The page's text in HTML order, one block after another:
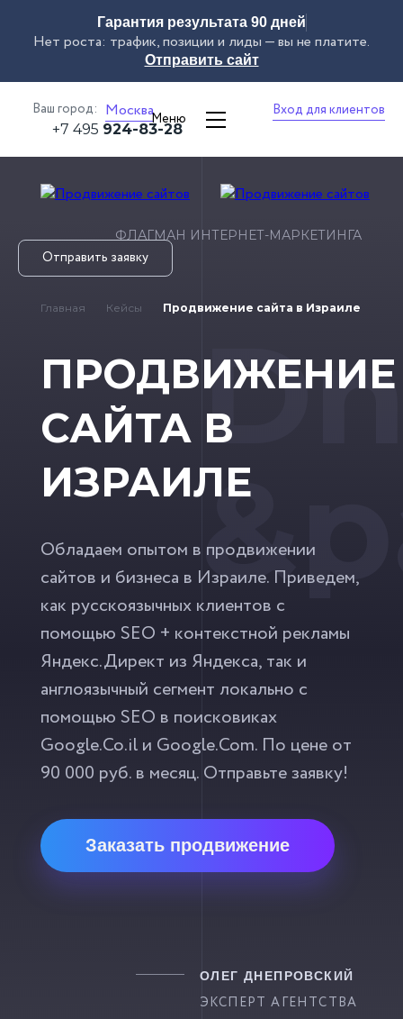
Гарантия результата 90 дней
Нет роста: трафик, позиции и лиды — вы не платите.
Отправить сайт
Ваш город: МоскваМеню
Вход для клиентов
+7 495 924-83-28
ФЛАГМАН ИНТЕРНЕТ-МАРКЕТИНГА
Отправить заявку
Главная Кейсы Продвижение сайта в Израиле
ПРОДВИЖЕНИЕ
САЙТА В
ИЗРАИЛЕ
Обладаем опытом в продвижении
сайтов и бизнеса в Израиле. Приведем,
как русскоязычных клиентов с
помощью SEO + контекстной рекламы
Яндекс.Директ из Яндекса, так и
англоязычный сегмент локально с
помощью SEO в поисковиках
Google.Co.il и Google.Com. По цене от
90 000 руб. в месяц. Отправьте заявку!
Заказать продвижение
ОЛЕГ ДНЕПРОВСКИЙ
ЭКСПЕРТ АГЕНТСТВА